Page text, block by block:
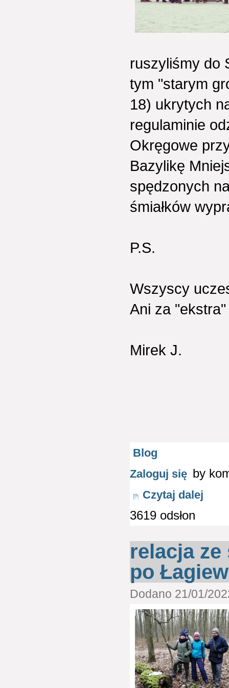
ruszyliśmy do
tym "starym
18) ukrytych
regulaminie
Okręgowe
Bazylikę
spędzonych
śmiałków
P.S.
Wszyscy
Ani za
Mirek J.
Blog
Zaloguj się by
Czytaj dalej
3619 odsłon
relacja
po
Dodano 21/01/